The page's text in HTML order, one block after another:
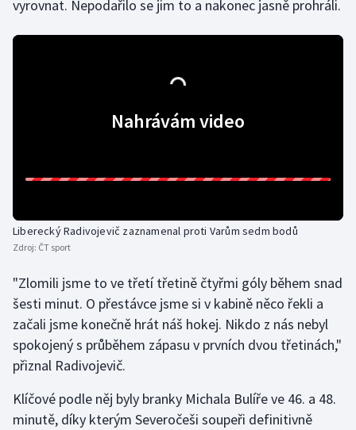
Plážový volejbal
Rychlobruslení
Rychlostní kanoistika
Short track
Sportovní střelba
Stolní tenis
vyrovnat. Nepodařilo se jim to a nakonec jasně prohráli.
Nahrávám video
Liberecký Radivojevič zaznamenal proti Varům sedm bodů
Zdroj: ČT sport
"Zlomili jsme to ve třetí třetině čtyřmi góly během snad
šesti minut. O přestávce jsme si v kabině něco řekli a
začali jsme konečně hrát náš hokej. Nikdo z nás nebyl
spokojený s průběhem zápasu v prvních dvou třetinách,"
přiznal Radivojevič.
Klíčové podle něj byly branky Michala Bulíře ve 46. a 48.
minutě, díky kterým Severočeši soupeři definitivně